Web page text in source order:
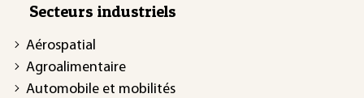
Secteurs industriels
Aérospatial
Agroalimentaire
Automobile et mobilités